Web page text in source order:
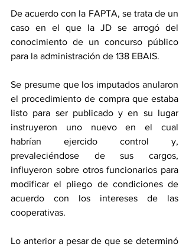
De acuerdo con la FAPTA, se trata de un
caso en el que la JD se arrogó del
conocimiento de un concurso público
para la administración de 138 EBAIS.
Se presume que los imputados anularon
el procedimiento de compra que estaba
listo para ser publicado y en su lugar
instruyeron uno nuevo en el cual
habrían ejercido control y,
prevaleciéndose de sus cargos,
influyeron sobre otros funcionarios para
modificar el pliego de condiciones de
acuerdo con los intereses de las
cooperativas.
Lo anterior a pesar de que se determinó